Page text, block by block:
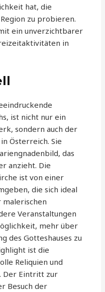
hat, die
zu probieren.
ein unverzichtbarer
in
ist nicht nur ein
sondern auch der
Österreich. Sie
das
anzieht. Die
ist von einer
die sich ideal
Veranstaltungen
mehr über
des Gotteshauses zu
ist die
Reliquien und
Der Eintritt zur
Besuch der